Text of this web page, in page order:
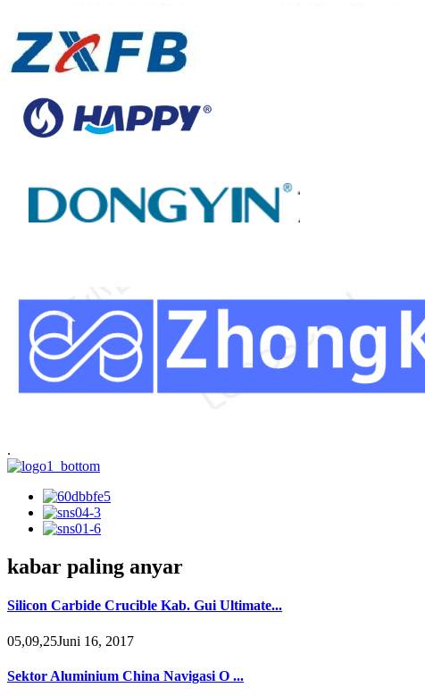
.
kabar paling anyar
Silicon Carbide Crucible Kab. Gui Ultimate...
05,09,25Juni 16, 2017
Sektor Aluminium China Navigasi O ...